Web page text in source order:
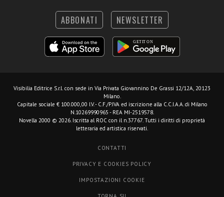
ABBONATI NEWSLETTER
Visibilia Editrice S.r.l. con sede in Via Privata Giovannino De Grassi 12/12A, 20123
Milano.
Capitale sociale € 100.000,00 I.V. - C.F./P.IVA ed iscrizione alla C.C.I.A.A. di Milano
N.10269990965 - REA MI-2519578.
Novella 2000 © 2026. Iscritta al ROC con il n.37767. Tutti i diritti di proprietà
letteraria ed artistica riservati.
CONTATTI
PRIVACY E COOKIES POLICY
IMPOSTAZIONI COOKIE